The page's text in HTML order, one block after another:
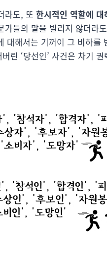
라도, 또 한시적인 역할에 대
가들의 말을 빌리지 않더라
대해서는 기꺼이 그 비하
린 ‘당선인’ 사건은 차기